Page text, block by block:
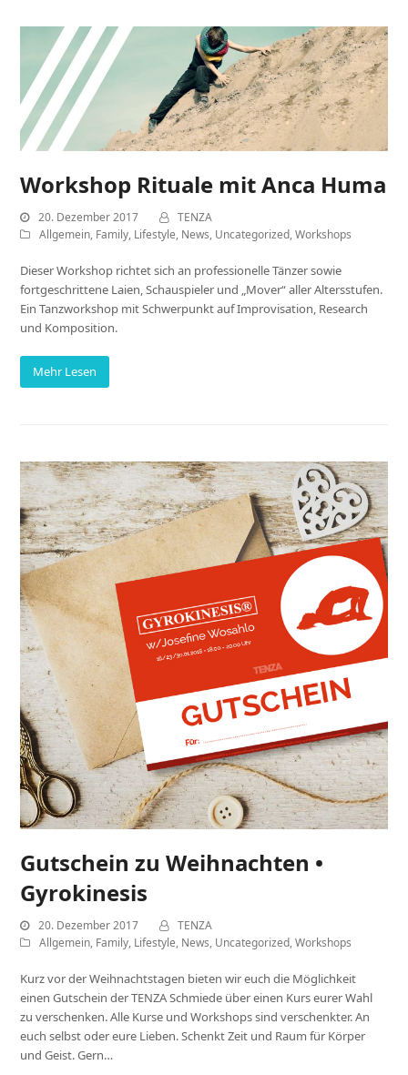
Workshop Rituale mit Anca Huma
20. Dezember 2017
TENZA
Allgemein, Family, Lifestyle, News, Uncategorized,Workshops
Dieser Workshop richtet sich an professionelle Tänzer sowie
fortgeschrittene Laien, Schauspieler und „Mover“ aller Altersstufen.
Ein Tanzworkshop mit Schwerpunkt auf Improvisation, Research
und Komposition.
Mehr Lesen
Gutschein zu Weihnachten •
Gyrokinesis
20. Dezember 2017
TENZA
Allgemein, Family, Lifestyle, News, Uncategorized,Workshops
Kurz vor der Weihnachtstagen bieten wir euch die Möglichkeit
einen Gutschein der TENZA Schmiede über einen Kurs eurer Wahl
zu verschenken. Alle Kurse und Workshops sind verschenkter. An
euch selbst oder eure Lieben. Schenkt Zeit und Raum für Körper
und Geist. Gern…